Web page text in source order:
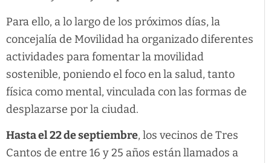
Para ello, a lo largo de los próximos días, la
concejalía de Movilidad ha organizado diferentes
actividades para fomentar la movilidad
sostenible, poniendo el foco en la salud, tanto
física como mental, vinculada con las formas de
desplazarse por la ciudad.
Hasta el 22 de septiembre, los vecinos de Tres
Cantos de entre 16 y 25 años están llamados a